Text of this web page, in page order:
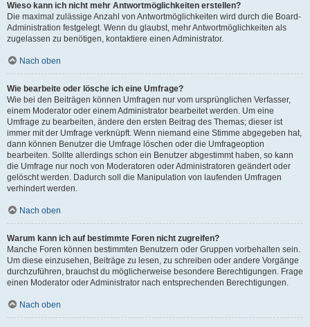
Wieso kann ich nicht mehr Antwortmöglichkeiten erstellen?
Die maximal zulässige Anzahl von Antwortmöglichkeiten wird durch die Board-
Administration festgelegt. Wenn du glaubst, mehr Antwortmöglichkeiten als
zugelassen zu benötigen, kontaktiere einen Administrator.
Nach oben
Wie bearbeite oder lösche ich eine Umfrage?
Wie bei den Beiträgen können Umfragen nur vom ursprünglichen Verfasser,
einem Moderator oder einem Administrator bearbeitet werden. Um eine
Umfrage zu bearbeiten, ändere den ersten Beitrag des Themas; dieser ist
immer mit der Umfrage verknüpft. Wenn niemand eine Stimme abgegeben hat,
dann können Benutzer die Umfrage löschen oder die Umfrageoption
bearbeiten. Sollte allerdings schon ein Benutzer abgestimmt haben, so kann
die Umfrage nur noch von Moderatoren oder Administratoren geändert oder
gelöscht werden. Dadurch soll die Manipulation von laufenden Umfragen
verhindert werden.
Nach oben
Warum kann ich auf bestimmte Foren nicht zugreifen?
Manche Foren können bestimmten Benutzern oder Gruppen vorbehalten sein.
Um diese einzusehen, Beiträge zu lesen, zu schreiben oder andere Vorgänge
durchzuführen, brauchst du möglicherweise besondere Berechtigungen. Frage
einen Moderator oder Administrator nach entsprechenden Berechtigungen.
Nach oben